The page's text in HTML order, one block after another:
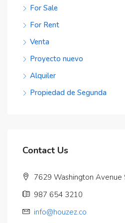
For Sale
For Rent
Venta
Proyecto nuevo
Alquiler
Propiedad de Segunda
Contact Us
7629 Washington Avenue
987 654 3210
info@houzez.co